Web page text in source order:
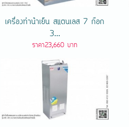
เครื่องทําน้ําเย็น สแตนเลส 7 ก๊อก
3...
ราคา23,660 บาท